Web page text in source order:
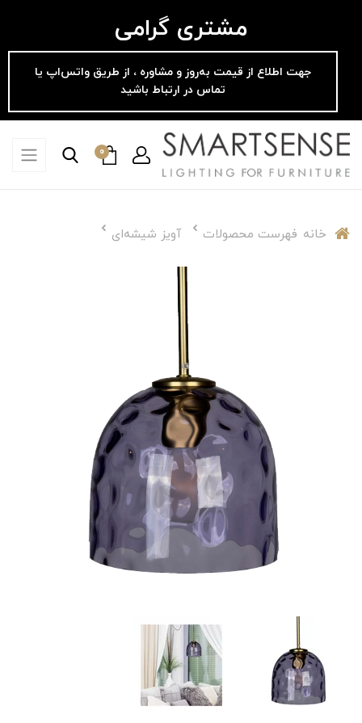
مشتری گرامی
جهت اطلاع از قیمت به‌روز و مشاوره ، از طریق واتس‌اپ یا
تماس در ارتباط باشید
0
خانه فهرست محصولات آویز شیشه‌ای